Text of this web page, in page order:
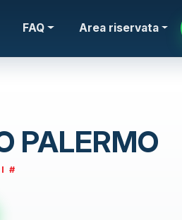
FAQ Area riservata
PALERMO
#